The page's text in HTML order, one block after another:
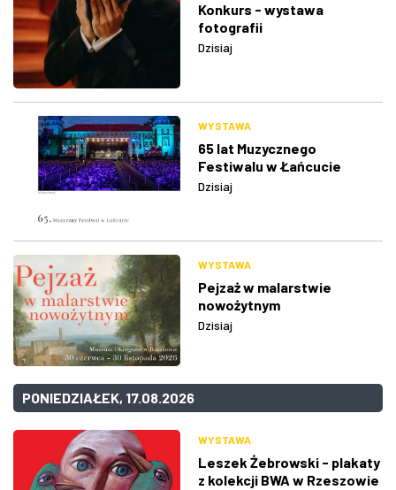
Konkurs - wystawa
fotografii
Dzisiaj
WYSTAWA
65 lat Muzycznego
Festiwalu w Łańcucie
Dzisiaj
WYSTAWA
Pejzaż w malarstwie
nowożytnym
Dzisiaj
PONIEDZIAŁEK, 17.08.2026
WYSTAWA
Leszek Żebrowski - plakaty
z kolekcji BWA w Rzeszowie